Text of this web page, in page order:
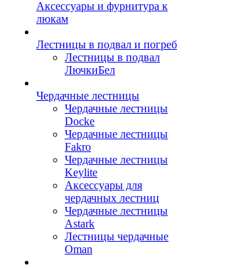
Аксессуары и фурнитура к
люкам
Лестницы в подвал и погреб
Лестницы в подвал
ЛючкиБел
Чердачные лестницы
Чердачные лестницы
Docke
Чердачные лестницы
Fakro
Чердачные лестницы
Keylite
Аксессуары для
чердачных лестниц
Чердачные лестницы
Astark
Лестницы чердачные
Oman